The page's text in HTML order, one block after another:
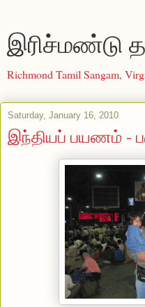
இரிச்மண்டு
Richmond Tamil Sangam,
Saturday, January 16, 2010
இந்தியப் பயணம் -